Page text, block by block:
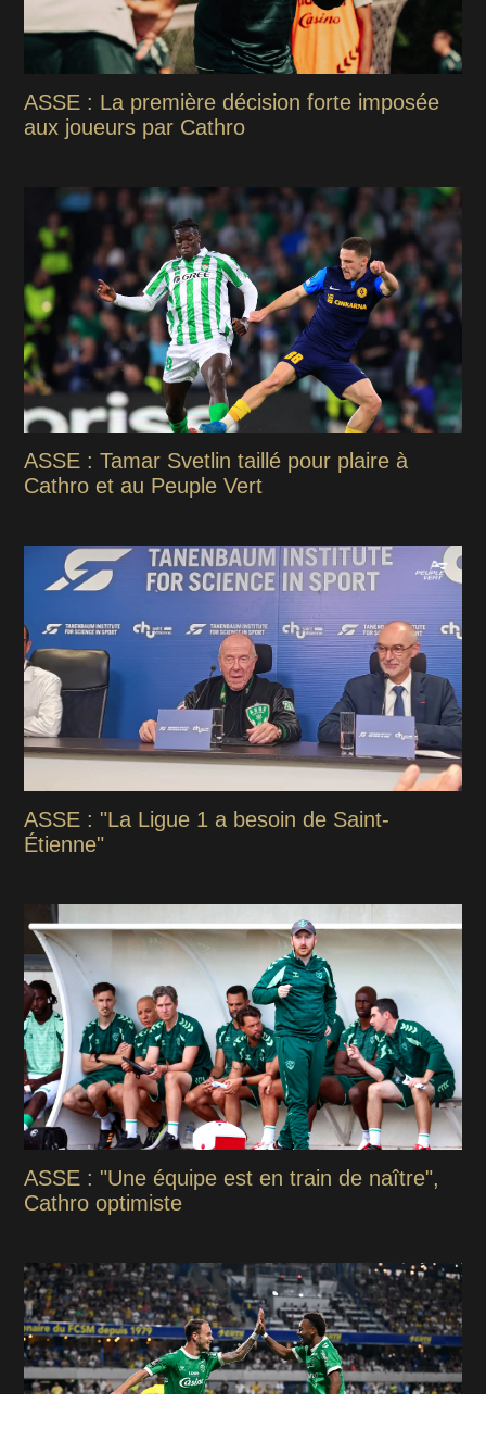
ASSE : La première décision forte imposée
aux joueurs par Cathro
ASSE : Tamar Svetlin taillé pour plaire à
Cathro et au Peuple Vert
ASSE : "La Ligue 1 a besoin de Saint-
Étienne"
ASSE : "Une équipe est en train de naître",
Cathro optimiste